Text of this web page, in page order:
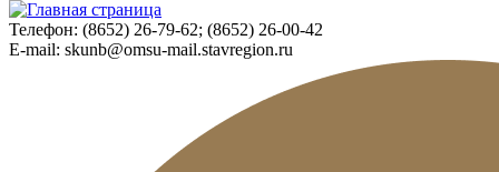
Телефон: (8652) 26-79-62; (8652) 26-00-42
E-mail: skunb@omsu-mail.stavregion.ru